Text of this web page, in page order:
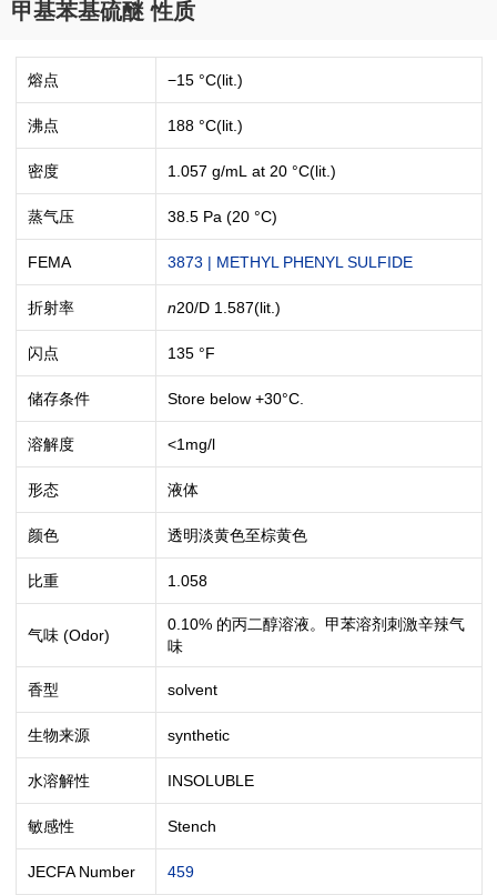
甲基苯基硫醚 性质
熔点 −15 °C(lit.)
沸点 188 °C(lit.)
密度 1.057 g/mL at 20 °C(lit.)
蒸气压 38.5 Pa (20 °C)
FEMA 3873 | METHYL PHENYL SULFIDE
折射率 n20/D1.587(lit.)
闪点 135 °F
储存条件 Store below +30°C.
溶解度 <1mg/l
形态 液体
颜色 透明淡黄色至棕黄色
比重 1.058
气味 (Odor)
0.10% 的丙二醇溶液。甲苯溶剂刺激辛辣气
味
香型 solvent
生物来源 synthetic
水溶解性 INSOLUBLE
敏感性 Stench
JECFA Number 459